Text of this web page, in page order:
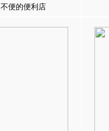
不便的便利店